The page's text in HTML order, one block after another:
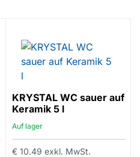
KRYSTAL WC sauer auf
Keramik 5 l
Auf lager
€ 10.49 exkl. MwSt.